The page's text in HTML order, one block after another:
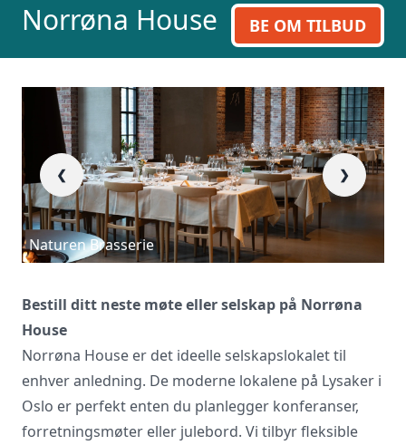
Norrøna House BE OM TILBUD
❮ ❯
Naturen Brasserie
Bestill ditt neste møte eller selskap på Norrøna
House
Norrøna House er det ideelle selskapslokalet til
enhver anledning. De moderne lokalene på Lysaker i
Oslo er perfekt enten du planlegger konferanser,
forretningsmøter eller julebord. Vi tilbyr fleksible